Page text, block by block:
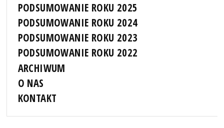
PODSUMOWANIE ROKU 2025
PODSUMOWANIE ROKU 2024
PODSUMOWANIE ROKU 2023
PODSUMOWANIE ROKU 2022
ARCHIWUM
O NAS
KONTAKT